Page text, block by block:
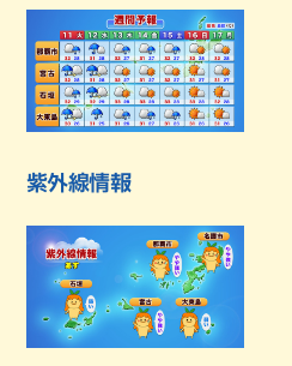
紫外線情報